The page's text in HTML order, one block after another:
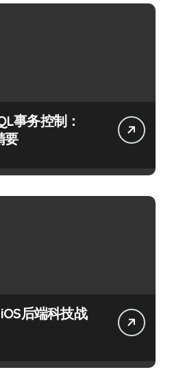
事务控制：
要
后端科技战